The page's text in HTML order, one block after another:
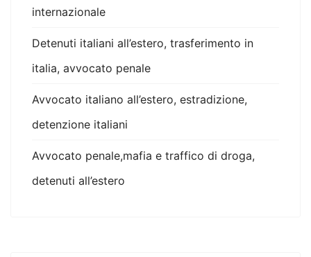
internazionale
Detenuti italiani all’estero, trasferimento in
italia, avvocato penale
Avvocato italiano all’estero, estradizione,
detenzione italiani
Avvocato penale,mafia e traffico di droga,
detenuti all’estero